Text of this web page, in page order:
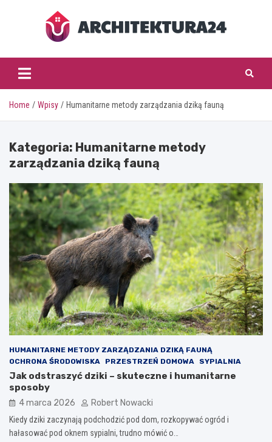
architektura24.pl
Home Wpisy Humanitarne metody zarządzania dziką fauną
Kategoria: Humanitarne metody
zarządzania dziką fauną
HUMANITARNE METODY ZARZĄDZANIA DZIKĄ FAUNĄ
OCHRONA ŚRODOWISKA
PRZESTRZEŃ DOMOWA SYPIALNIA
Jak odstraszyć dziki – skuteczne i humanitarne
sposoby
4 marca 2026 Robert Nowacki
Kiedy dziki zaczynają podchodzić pod dom, rozkopywać ogród i
hałasować pod oknem sypialni, trudno mówić o…